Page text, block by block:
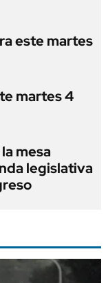
este martes
martes 4
mesa
legislativa